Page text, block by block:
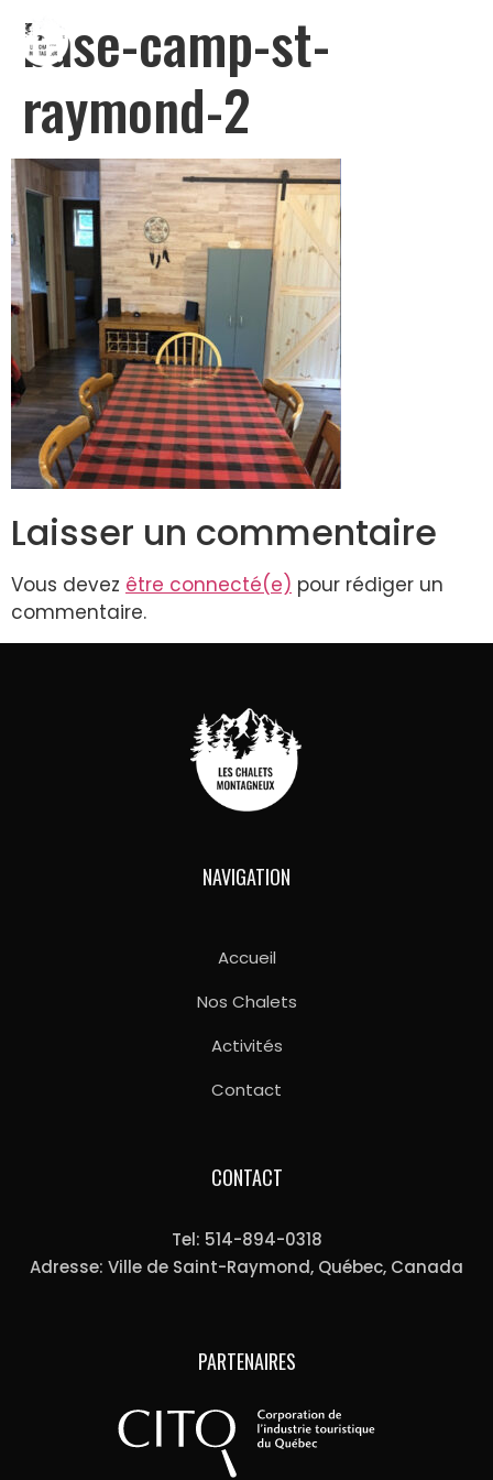
base-camp-st-
raymond-2
Laisser un commentaire
Vous devez être connecté(e) pour rédiger un
commentaire.
NAVIGATION
Accueil
Nos Chalets
Activités
Contact
CONTACT
Tel: 514-894-0318
Adresse: Ville de Saint-Raymond, Québec, Canada
PARTENAIRES